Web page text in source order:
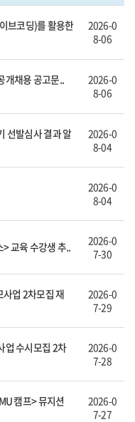
브코딩)를 활용한
2026-0
8-06
개채용 공고문..
2026-0
8-06
선발심사 결과 알
2026-0
8-04
2026-0
8-04
교육 수강생 추..
2026-0
7-30
업 2차모집 재
2026-0
7-29
업 수시모집 2차
2026-0
7-28
캠프> 뮤지션
2026-0
7-27